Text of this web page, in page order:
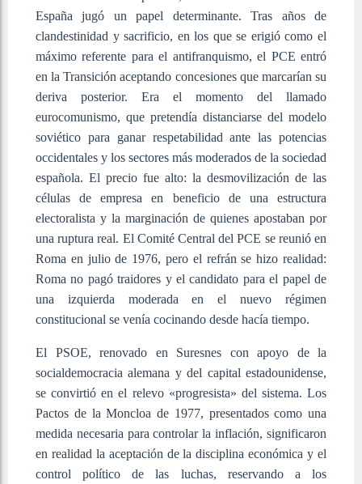
España jugó un papel determinante. Tras años de
clandestinidad y sacrificio, en los que se erigió como el
máximo referente para el antifranquismo, el PCE entró
en la Transición aceptando concesiones que marcarían su
deriva posterior. Era el momento del llamado
eurocomunismo, que pretendía distanciarse del modelo
soviético para ganar respetabilidad ante las potencias
occidentales y los sectores más moderados de la sociedad
española. El precio fue alto: la desmovilización de las
células de empresa en beneficio de una estructura
electoralista y la marginación de quienes apostaban por
una ruptura real. El Comité Central del PCE se reunió en
Roma en julio de 1976, pero el refrán se hizo realidad:
Roma no pagó traidores y el candidato para el papel de
una izquierda moderada en el nuevo régimen
constitucional se venía cocinando desde hacía tiempo.
El PSOE, renovado en Suresnes con apoyo de la
socialdemocracia alemana y del capital estadounidense,
se convirtió en el relevo «progresista» del sistema. Los
Pactos de la Moncloa de 1977, presentados como una
medida necesaria para controlar la inflación, significaron
en realidad la aceptación de la disciplina económica y el
control político de las luchas, reservando a los